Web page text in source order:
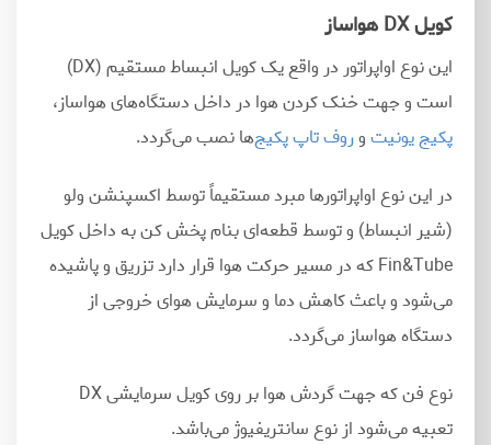
کویل DX هواساز
این نوع اواپراتور در واقع یک کویل انبساط مستقیم (DX)
است و جهت خنک کردن هوا در داخل دستگاههای هواساز،
پکیج یونیتوروف تاپ پکیجها نصب میگردد.
در این نوع اواپراتورها مبرد مستقیماً توسط اکسپنشن ولو
(شیر انبساط) و توسط قطعهای بنام پخش کن به داخل کویل
Fin&Tube که در مسیر حرکت هوا قرار دارد تزریق و پاشیده
میشود و باعث کاهش دما و سرمایش هوای خروجی از
دستگاه هواساز میگردد.
نوع فن که جهت گردش هوا بر روی کویل سرمایشی DX
تعبیه میشود از نوع سانتریفیوژ میباشد.